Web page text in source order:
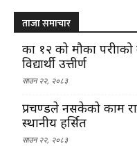
ताजा समाचार
कक्षा १२ को मौका
विद्यार्थी उत्तीर्ण
साउन २२, २०८३
प्रचण्डले नसकेको काम
स्थानीय हर्सित
साउन २२, २०८३